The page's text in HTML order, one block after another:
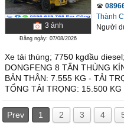
3 ảnh
Đăng ngày: 07/08/2026
Thành
Người
Xe tải thùng; 7750 kgdầu
DONGFENG 8 TẤN THÙNG
BẢN THÂN: 7.555 KG - TẢI
TỔNG TẢI TRỌNG: 15.500 KG
Prev 1 2 3 4